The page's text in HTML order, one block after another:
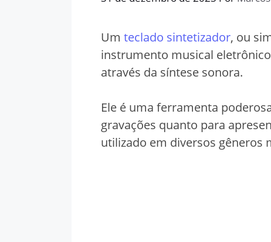
Um teclado sintetizador, ou
instrumento musical
através da síntese sonora.
Ele é uma ferramenta
gravações quanto para
utilizado em diversos gêneros